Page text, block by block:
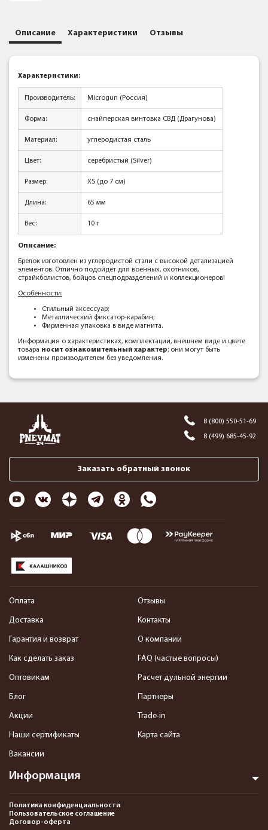
Описание Характеристики Отзывы
Характеристики:
Производитель: Microgun (Россия)
Форма: снайперская винтовка СВД (Драгунова)
Материал: углеродистая сталь
Цвет: серебристый (Silver)
Размер: XS (до 7 см)
Длина: 65 мм
Вес: 10 г
Описание:
Брелок изготовлен из углеродистой стали с высокой детализацией
элементов. Отлично подойдёт для военных, охотников,
страйкболистов, бойцов спецподразделений и коллекционеров!
Особенности:
Стильный аксессуар;
Металлический фиксатор-карабин;
Фирменная упаковка в виде магнита.
Информация о характеристиках, комплектации, внешнем виде и цвете
товара носит ознакомительный характер; они могут быть
изменены производителем без уведомления.
8 (800) 550-51-69
8 (499) 685-45-92
Заказать обратный звонок
Информация
Оплата
Доставка
Гарантия и возврат
Как сделать заказ
Оптовикам
Блог
Акции
Наши сертификаты
Вакансии
Отзывы
Контакты
О компании
FAQ (частые вопросы)
Расчет дульной энергии
Партнеры
Trade-in
Карта сайта
Политика конфиденциальности
Пользовательское соглашение
Договор-оферта